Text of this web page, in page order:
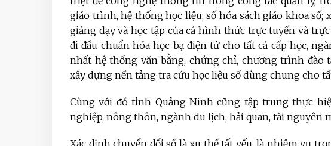
giáo trình, hệ thống học liệu; số hóa sách giáo khoa số;
giảng dạy và học tập của cả hình thức trực tuyến và
đi đầu chuẩn hóa học bạ điện tử cho tất cả cấp học,
nhất hệ thống văn bằng, chứng chỉ, chương trình đào
xây dựng nền tảng tra cứu học liệu số dùng chung cho
Cùng với đó tỉnh Quảng Ninh cũng tập trung thực
nghiệp, nông thôn, ngành du lịch, hải quan, tài nguyên
Xác định chuyển đổi số là xu thế tất yếu, là nhiệm vụ